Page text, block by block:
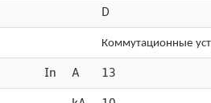
D
Коммутационные
In A 13